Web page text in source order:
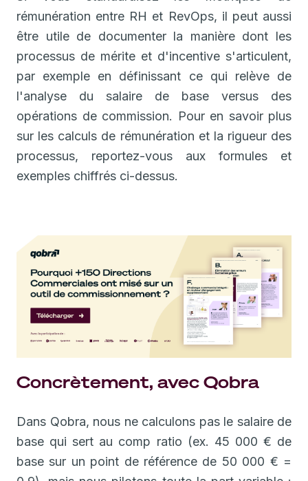
rémunération entre RH et RevOps, il peut aussi
être utile de documenter la manière dont les
processus de mérite et d'incentive s'articulent,
par exemple en définissant ce qui relève de
l'analyse du salaire de base versus des
opérations de commission. Pour en savoir plus
sur les calculs de rémunération et la rigueur des
processus, reportez-vous aux formules et
exemples chiffrés ci-dessus.
Concrètement, avec Qobra
Dans Qobra, nous ne calculons pas le salaire de
base qui sert au comp ratio (ex. 45 000 € de
base sur un point de référence de 50 000 € =